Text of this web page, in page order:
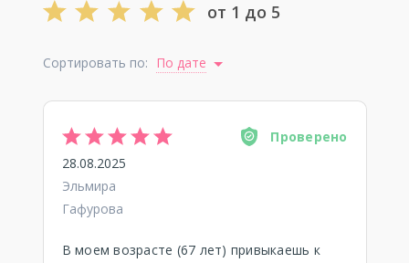
от 1 до 5
Сортировать по: По дате
Проверено
28.08.2025
Эльмира
Гафурова
В моем возрасте (67 лет) привыкаешь к